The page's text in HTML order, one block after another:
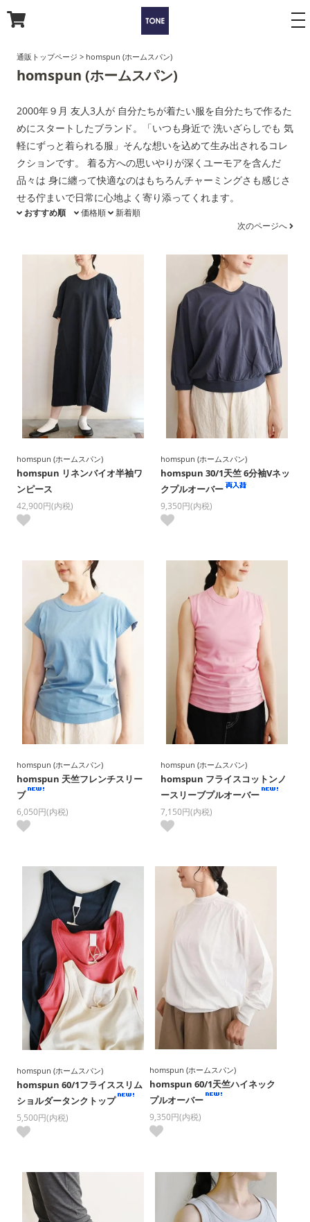
通販トップページ > homspun (ホームスパン)
homspun (ホームスパン)
2000年９月 友人3人が 自分たちが着たい服を自分たちで作るた
めにスタートしたブランド。「いつも身近で 洗いざらしでも 気
軽にずっと着られる服」そんな想いを込めて生み出されるコレ
クションです。 着る方への思いやりが深くユーモアを含んだ
品々は 身に纏って快適なのはもちろんチャーミングさも感じさ
せる佇まいで日常に心地よく寄り添ってくれます。
おすすめ順 価格順
新着順
次のページへ
homspun (ホームスパン)
homspun リネンバイオ半袖ワ
ンピース
42,900円(内税)
homspun (ホームスパン)
homspun 30/1天竺 6分袖Vネッ
クプルオーバー
9,350円(内税)
homspun (ホームスパン)
homspun 天竺フレンチスリー
ブ
6,050円(内税)
homspun (ホームスパン)
homspun フライスコットンノ
ースリーブプルオーバー
7,150円(内税)
homspun (ホームスパン)
homspun 60/1フライススリム
ショルダータンクトップ
5,500円(内税)
homspun (ホームスパン)
homspun 60/1天竺ハイネック
プルオーバー
9,350円(内税)